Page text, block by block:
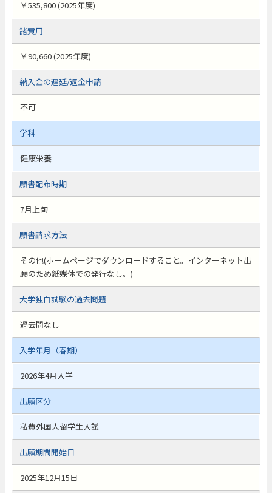
￥535,800 (2025年度)
諸費用
￥90,660 (2025年度)
納入金の遅延/返金申請
不可
学科
健康栄養
願書配布時期
7月上旬
願書請求方法
その他(ホームページでダウンロードすること。インターネット出
願のため紙媒体での発行なし。)
大学独自試験の過去問題
過去問なし
入学年月（春期）
2026年4月入学
出願区分
私費外国人留学生入試
出願期間開始日
2025年12月15日